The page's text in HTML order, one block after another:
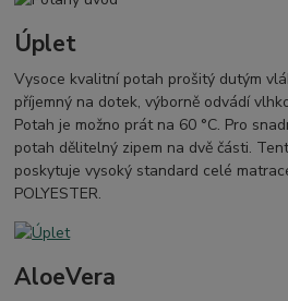
Úplet
Vysoce kvalitní potah prošitý dutým
příjemný na dotek, výborně odvádí
Potah je možno prát na 60 °C. Pro
potah dělitelný zipem na dvě části.
poskytuje vysoký standard celé
POLYESTER.
AloeVera